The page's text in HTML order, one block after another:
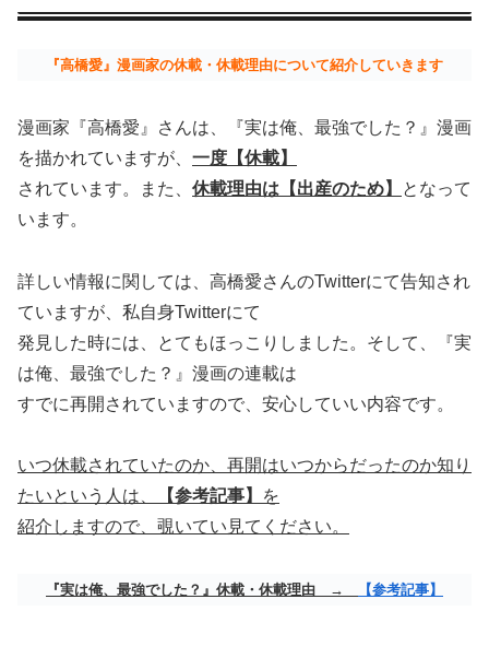
『高橋愛』漫画家の休載・休載理由について紹介していきます
漫画家『高橋愛』さんは、『実は俺、最強でした？』漫画
を描かれていますが、 一度【休載】
されています。また、 休載理由は【出産のため】
となって
います。
詳しい情報に関しては、高橋愛さんのTwitterにて告知され
ていますが、私自身Twitterにて
発見した時には、とてもほっこりしました。そして、『実
は俺、最強でした？』漫画の連載は
すでに再開されていますので、安心していい内容です。
いつ休載されていたのか、再開はいつからだったのか知り
たいという人は、
【参考記事】
を
紹介しますので、覗いてい見てください。
『実は俺、最強でした？』休載・休載理由 → 【参考記事】